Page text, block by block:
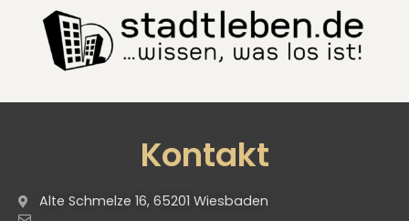
Kontakt
Alte Schmelze 16, 65201 Wiesbaden